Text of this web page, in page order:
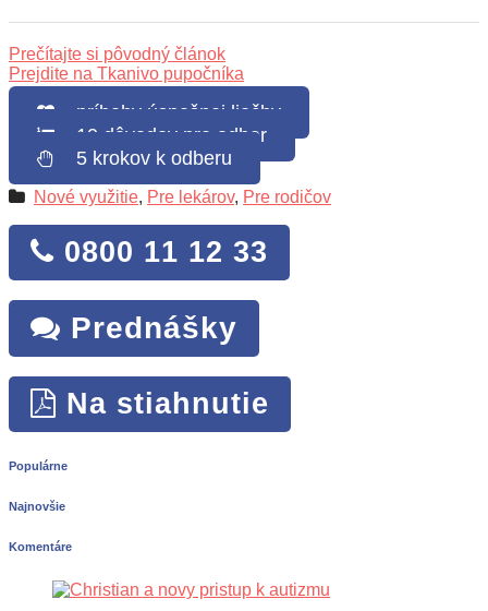
Prečítajte si pôvodný článok
Prejdite na Tkanivo pupočníka
príbehy úspešnej liečby
10 dôvodov pre odber
5 krokov k odberu
Nové využitie, Pre lekárov, Pre rodičov
0800 11 12 33
Prednášky
Na stiahnutie
Populárne
Najnovšie
Komentáre